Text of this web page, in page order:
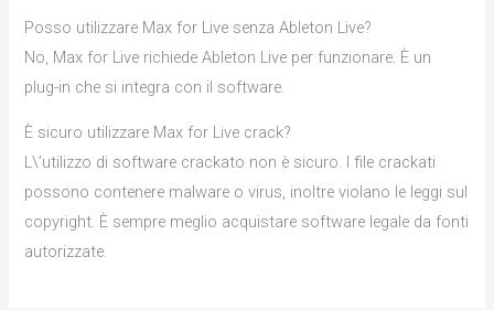
Posso utilizzare Max for Live senza Ableton Live?
No, Max for Live richiede Ableton Live per funzionare. È un
plug-in che si integra con il software.
È sicuro utilizzare Max for Live crack?
L\’utilizzo di software crackato non è sicuro. I file crackati
possono contenere malware o virus, inoltre violano le leggi sul
copyright. È sempre meglio acquistare software legale da fonti
autorizzate.